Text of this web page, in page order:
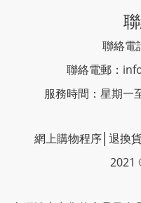
聯絡電
聯絡電郵：
服務時間：星期一
網上購物程序 退換
2021